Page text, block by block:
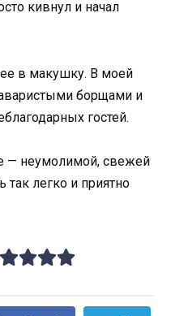
кивнул и начал
в макушку. В моей
борщами и
гостей.
— неумолимой, свежей
так легко и приятно